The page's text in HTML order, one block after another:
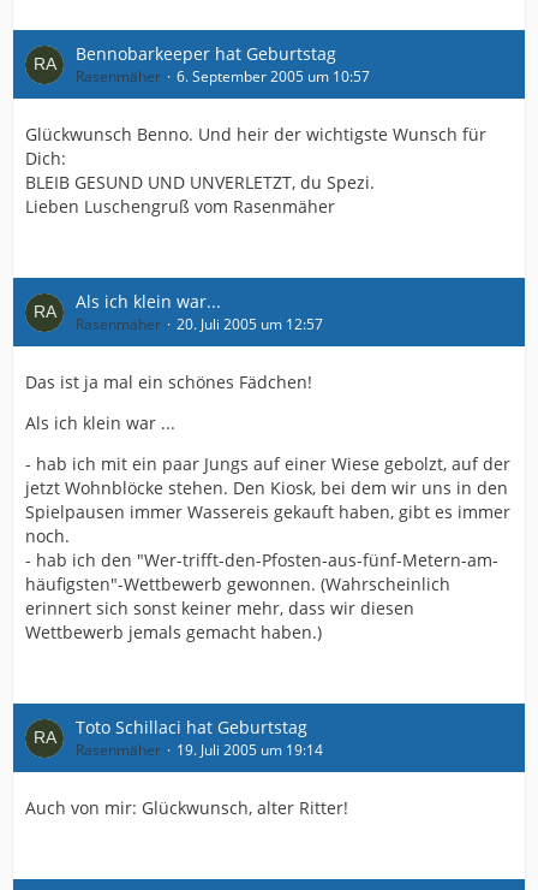
Bennobarkeeper hat Geburtstag
Rasenmäher 6. September 2005 um 10:57
Glückwunsch Benno. Und heir der wichtigste Wunsch für
Dich:
BLEIB GESUND UND UNVERLETZT, du Spezi.
Lieben Luschengruß vom Rasenmäher
Als ich klein war...
Rasenmäher 20. Juli 2005 um 12:57
Das ist ja mal ein schönes Fädchen!
Als ich klein war ...
- hab ich mit ein paar Jungs auf einer Wiese gebolzt, auf der
jetzt Wohnblöcke stehen. Den Kiosk, bei dem wir uns in den
Spielpausen immer Wassereis gekauft haben, gibt es immer
noch.
- hab ich den "Wer-trifft-den-Pfosten-aus-fünf-Metern-am-
häufigsten"-Wettbewerb gewonnen. (Wahrscheinlich
erinnert sich sonst keiner mehr, dass wir diesen
Wettbewerb jemals gemacht haben.)
Toto Schillaci hat Geburtstag
Rasenmäher 19. Juli 2005 um 19:14
Auch von mir: Glückwunsch, alter Ritter!